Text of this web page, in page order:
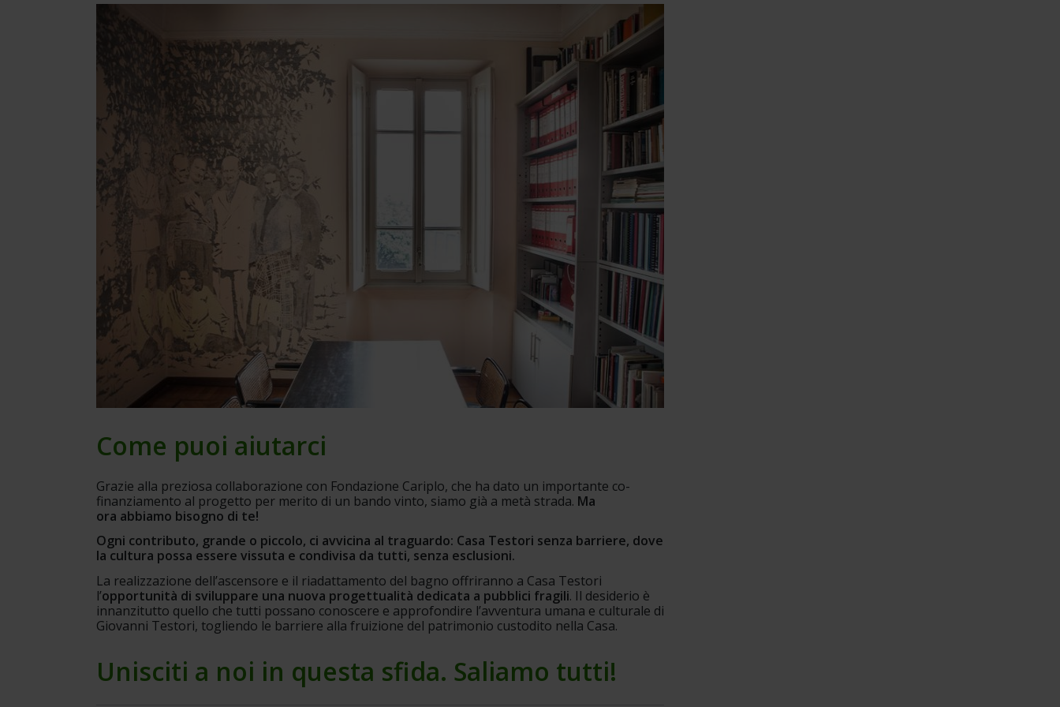
Come puoi aiutarci
Grazie alla preziosa collaborazione con Fondazione Cariplo, che ha dato un importante co-
finanziamento al progetto per merito di un bando vinto, siamo già a metà strada. Ma
ora abbiamo bisogno di te!
Ogni contributo, grande o piccolo, ci avvicina al traguardo: Casa Testori senza barriere, dove
la cultura possa essere vissuta e condivisa da tutti, senza esclusioni.
La realizzazione dell’ascensore e il riadattamento del bagno offriranno a Casa Testori
l’opportunità di sviluppare una nuova progettualità dedicata a pubblici fragili. Il desiderio è
innanzitutto quello che tutti possano conoscere e approfondire l’avventura umana e culturale di
Giovanni Testori, togliendo le barriere alla fruizione del patrimonio custodito nella Casa.
Unisciti a noi in questa sfida. Saliamo tutti!